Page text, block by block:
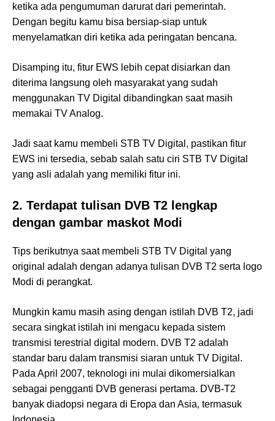
ketika ada pengumuman darurat dari pemerintah.
Dengan begitu kamu bisa bersiap-siap untuk
menyelamatkan diri ketika ada peringatan bencana.
Disamping itu, fitur EWS lebih cepat disiarkan dan
diterima langsung oleh masyarakat yang sudah
menggunakan TV Digital dibandingkan saat masih
memakai TV Analog.
Jadi saat kamu membeli STB TV Digital, pastikan fitur
EWS ini tersedia, sebab salah satu ciri STB TV Digital
yang asli adalah yang memiliki fitur ini.
2. Terdapat tulisan DVB T2 lengkap
dengan gambar maskot Modi
Tips berikutnya saat membeli STB TV Digital yang
original adalah dengan adanya tulisan DVB T2 serta logo
Modi di perangkat.
Mungkin kamu masih asing dengan istilah DVB T2, jadi
secara singkat istilah ini mengacu kepada sistem
transmisi terestrial digital modern. DVB T2 adalah
standar baru dalam transmisi siaran untuk TV Digital.
Pada April 2007, teknologi ini mulai dikomersialkan
sebagai pengganti DVB generasi pertama. DVB-T2
banyak diadopsi negara di Eropa dan Asia, termasuk